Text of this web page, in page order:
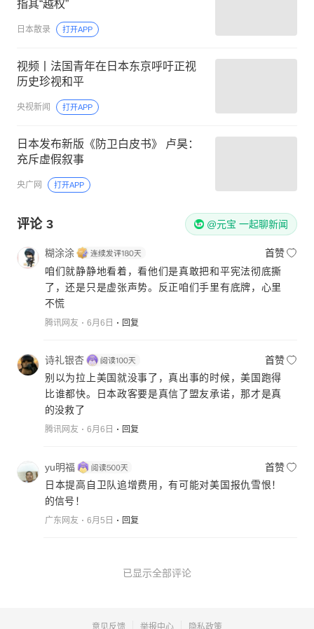
指其“越权”
日本散录 打开APP
视频丨法国青年在日本东京呼吁正视
历史珍视和平
央视新闻 打开APP
日本发布新版《防卫白皮书》 卢昊：
充斥虚假叙事
央广网 打开APP
评论 3 @元宝 一起聊新闻
糊涂涂
首赞
咱们就静静地看着，看他们是真敢把和平宪法彻底撕
了，还是只是虚张声势。反正咱们手里有底牌，心里
不慌
腾讯网友 6月6日 回复
诗礼银杏
首赞
别以为拉上美国就没事了，真出事的时候，美国跑得
比谁都快。日本政客要是真信了盟友承诺，那才是真
的没救了
腾讯网友 6月6日 回复
yu明福
首赞
日本提高自卫队追增费用，有可能对美国报仇雪恨！
的信号！
广东网友 6月5日 回复
已显示全部评论